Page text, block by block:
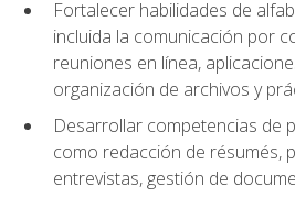
Fortalecer habilidades de
incluida la comunicación por
reuniones en línea,
organización de archivos y
Desarrollar competencias de
como redacción de résumés,
entrevistas, gestión de